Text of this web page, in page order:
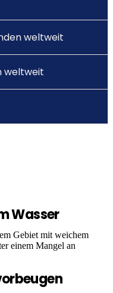
weltweit
weltweit
Wasser
Gebiet mit weichem
einem Mangel an